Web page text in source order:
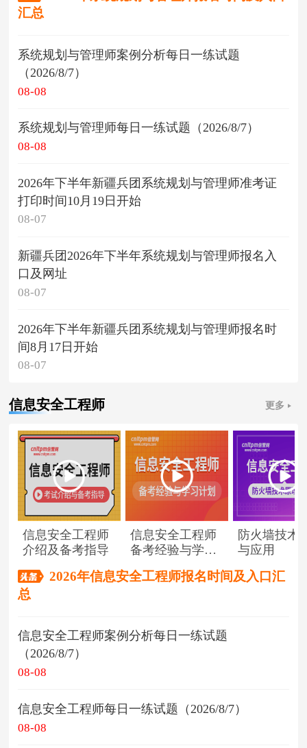
汇总
系统规划与管理师案例分析每日一练试题
（2026/8/7）
08-08
系统规划与管理师每日一练试题（2026/8/7）
08-08
2026年下半年新疆兵团系统规划与管理师准考证
打印时间10月19日开始
08-07
新疆兵团2026年下半年系统规划与管理师报名入
口及网址
08-07
2026年下半年新疆兵团系统规划与管理师报名时
间8月17日开始
08-07
信息安全工程师 更多
信息安全工程师
介绍及备考指导
信息安全工程师
备考经验与学习
防火墙技术
与应用
2026年信息安全工程师报名时间及入口汇
总
信息安全工程师案例分析每日一练试题
（2026/8/7）
08-08
信息安全工程师每日一练试题（2026/8/7）
08-08